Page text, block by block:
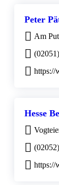
Peter
Am
https://
Hesse
https://